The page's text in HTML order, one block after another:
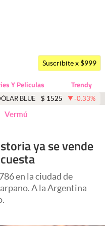
Suscribite x $999
Y Peliculas Trendy
BLUE $ 1525 -0.33%
Vermú
ya se vende
en la ciudad de
A la Argentina